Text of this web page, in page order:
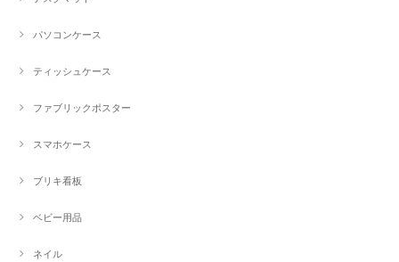
パソコンケース
ティッシュケース
ファブリックポスター
スマホケース
ブリキ看板
ベビー用品
ネイル